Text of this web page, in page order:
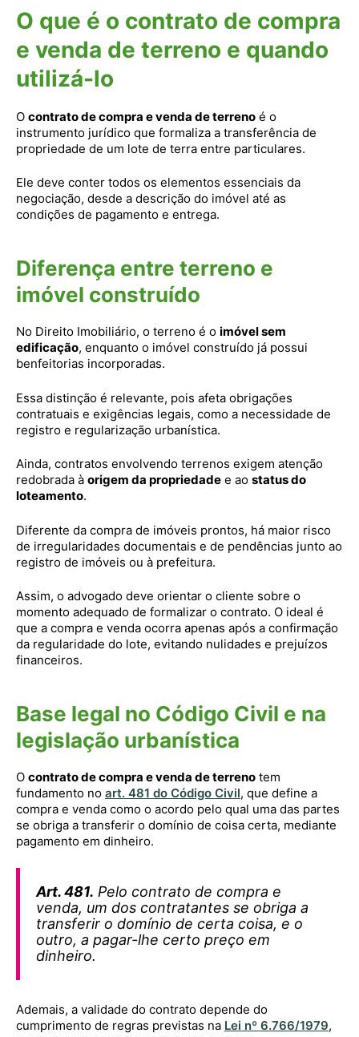
O que é o contrato de compra
e venda de terreno e quando
utilizá-lo
O contrato de compra e venda de terreno é o
instrumento jurídico que formaliza a transferência de
propriedade de um lote de terra entre particulares.
Ele deve conter todos os elementos essenciais da
negociação, desde a descrição do imóvel até as
condições de pagamento e entrega.
Diferença entre terreno e
imóvel construído
No Direito Imobiliário, o terreno é o imóvel sem
edificação, enquanto o imóvel construído já possui
benfeitorias incorporadas.
Essa distinção é relevante, pois afeta obrigações
contratuais e exigências legais, como a necessidade de
registro e regularização urbanística.
Ainda, contratos envolvendo terrenos exigem atenção
redobrada à origem da propriedade e ao status do
loteamento.
Diferente da compra de imóveis prontos, há maior risco
de irregularidades documentais e de pendências junto ao
registro de imóveis ou à prefeitura.
Assim, o advogado deve orientar o cliente sobre o
momento adequado de formalizar o contrato. O ideal é
que a compra e venda ocorra apenas após a confirmação
da regularidade do lote, evitando nulidades e prejuízos
financeiros.
Base legal no Código Civil e na
legislação urbanística
O contrato de compra e venda de terreno tem
fundamento no art. 481 do Código Civil, que define a
compra e venda como o acordo pelo qual uma das partes
se obriga a transferir o domínio de coisa certa, mediante
pagamento em dinheiro.
Art. 481. Pelo contrato de compra e
venda, um dos contratantes se obriga a
transferir o domínio de certa coisa, e o
outro, a pagar-lhe certo preço em
dinheiro.
Ademais, a validade do contrato depende do
cumprimento de regras previstas na Lei nº 6.766/1979,